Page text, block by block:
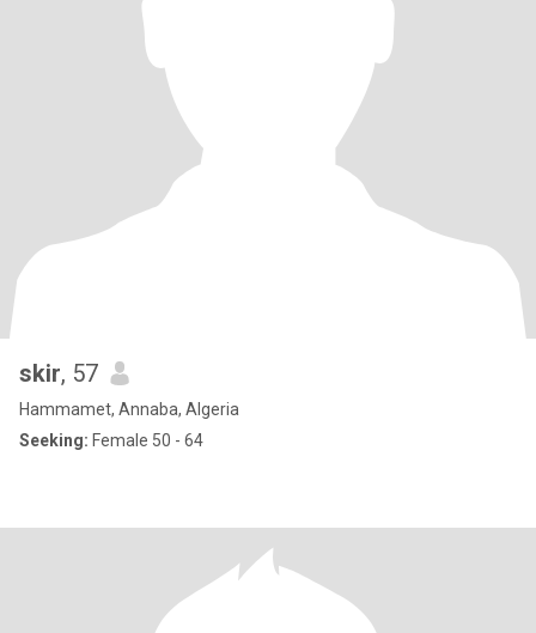
skir, 57
Hammamet, Annaba, Algeria
Seeking: Female 50 - 64